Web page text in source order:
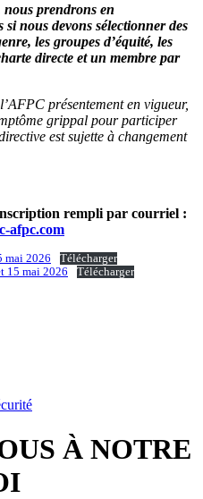
nous prendrons en
nous devons sélectionner des
les groupes d’équité, les
directe et un membre par
présentement en vigueur,
grippal pour participer
est sujette à changement
rempli par courriel :
afpc.com
mai 2026
Télécharger
15 mai 2026
Télécharger
À NOTRE